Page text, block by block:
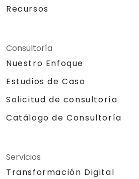
Recursos
Consultoría
Nuestro Enfoque
Estudios de Caso
Solicitud de consultoría
Catálogo de Consultoría
Servicios
Transformación Digital